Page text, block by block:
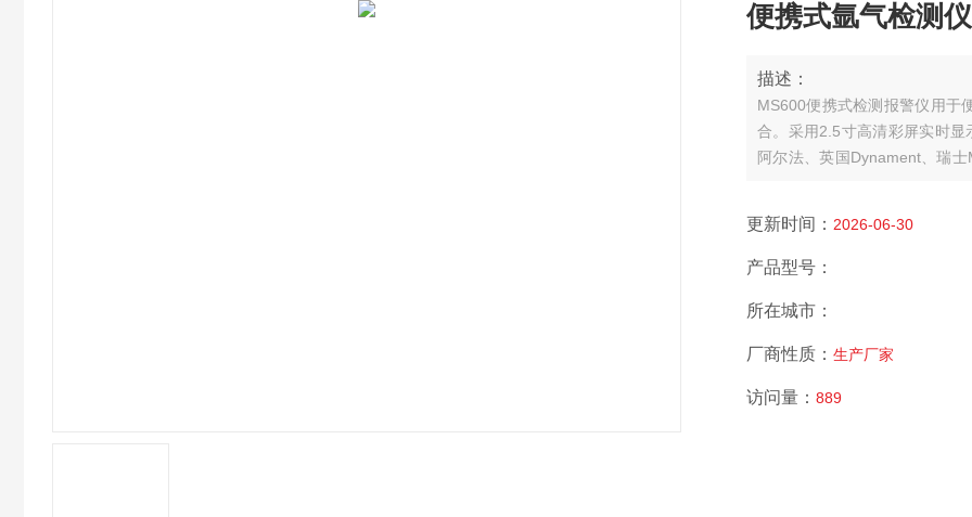
便携式氩气检测
描述：
MS600便携式检测报警仪用于
合。采用2.5寸高清彩屏实时
阿尔法、英国Dynament、瑞
更新时间： 2026-06-30
产品型号：
所在城市：
厂商性质： 生产厂家
访问量： 889